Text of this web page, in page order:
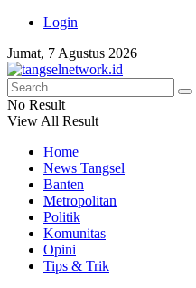
Login
Jumat, 7 Agustus 2026
No Result
View All Result
Home
News Tangsel
Banten
Metropolitan
Politik
Komunitas
Opini
Tips & Trik